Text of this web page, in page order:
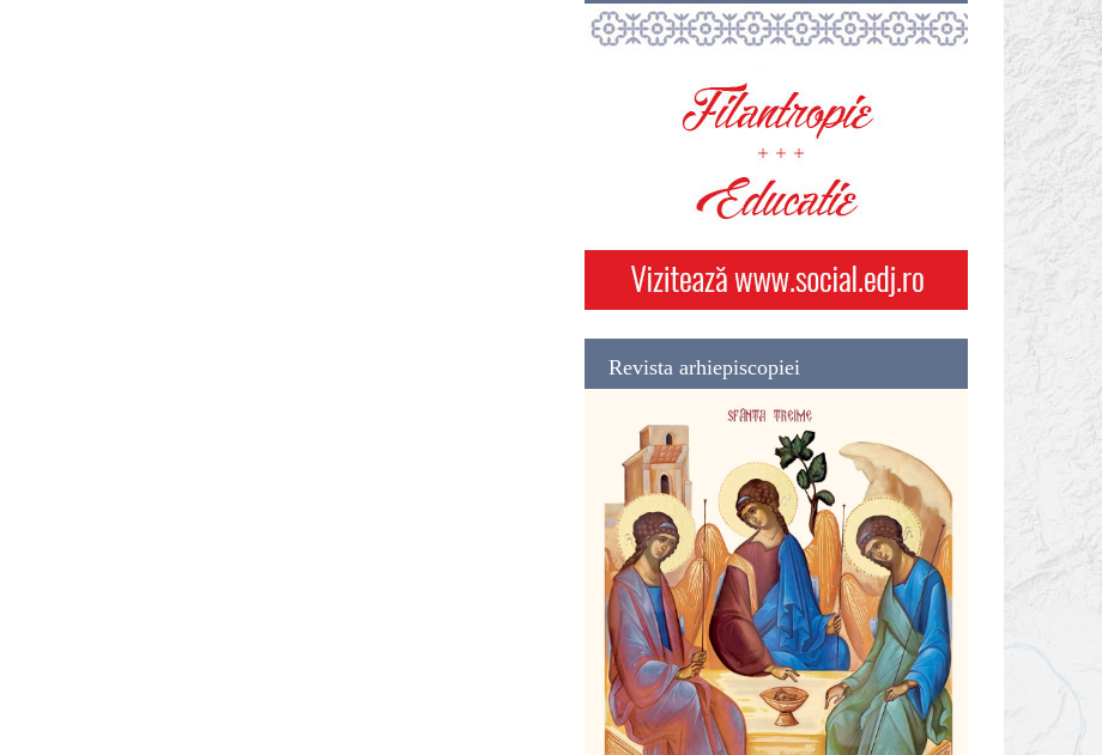
Revista arhiepiscopiei